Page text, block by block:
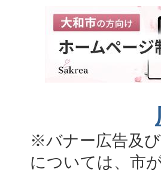
※バナー広告及
については、市